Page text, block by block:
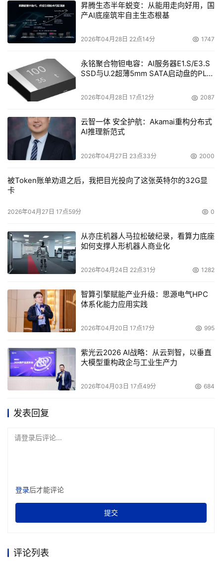
IBM日前宣布一项计划，围绕BladeCenter刀片服务器创
建一个名为Blade.org的行业组织。已经表示有兴趣成为这
一刀片服务器组织创建成员的公司包括博科通讯、思科、思
Novell和VMware。按照计划，Blade.org将成为一个协作
组织，专注于推动基于IBM和Intel联合开发的BladeCenter
刀片服务器之上的解决方案的扩充。
易安信(EMC)扩展存储咨询服务，强力打造新品牌
易安信（EMC）公司今天宣布扩大咨询服务的范围，加
提供这些服务，其中也包括亚太和日本区（APJ）以及拉美
地区。
本文来源于DOIT传媒，文章内容仅供参考，不构成投资建议。
昇腾生态半年蜕变：从能用走向好用，国
产AI底座筑牢自主生态根基
2026年04月28日 22点14分 1747
永铭聚合物钽电容：AI服务器E1.S/E3.S
SSD与U.2超薄5mm SATA启动盘的PLP
2026年04月28日 17点12分 2087
云智一体 安全护航：Akamai重构分布式
AI推理新范式
2026年04月27日 23点33分 2000
被Token账单劝退之后，我把目光投向了这张英特尔的32G显
卡
2026年04月27日 17点59分 0
从亦庄机器人马拉松破纪录，看算力底座
如何支撑人形机器人商业化
2026年04月24日 22点31分 1282
智算引擎赋能产业升级：思源电气HPC
体系化能力应用实践
2026年04月20日 17点17分 995
紫光云2026 AI战略：从云到智，以垂直
大模型重构政企与工业生产力
2026年04月03日 17点49分 684
发表回复
请登录后评论...
登录后才能评论
提交
评论列表